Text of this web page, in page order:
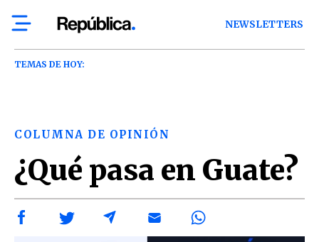
NEWSLETTERS
TEMAS DE HOY:
COLUMNA DE OPINIÓN
¿Qué pasa en Guate?